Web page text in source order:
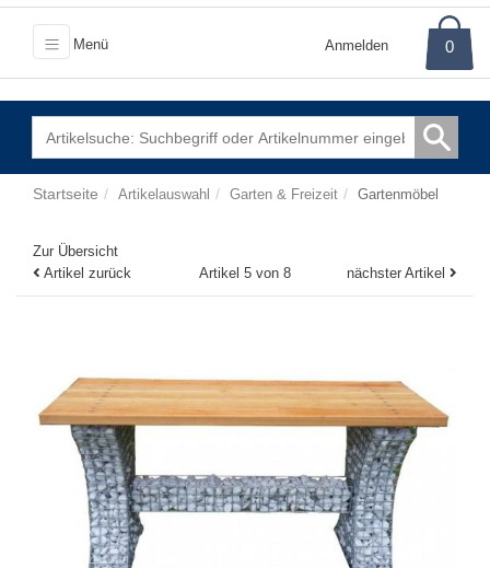
Menü Anmelden 0
Startseite Artikelauswahl Garten & Freizeit Gartenmöbel
Zur Übersicht
Artikel zurück
Artikel 5 von 8 nächster Artikel